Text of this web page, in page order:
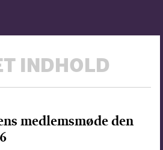
INDHOLD
medlemsmøde den